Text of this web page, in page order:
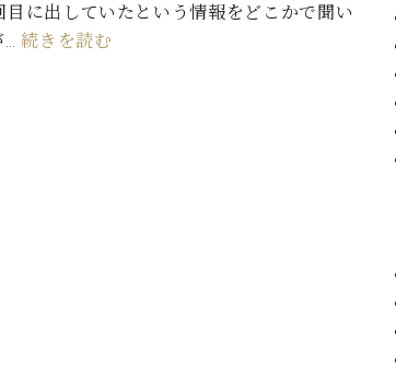
に出していたという情報をどこかで聞い
…続きを読む